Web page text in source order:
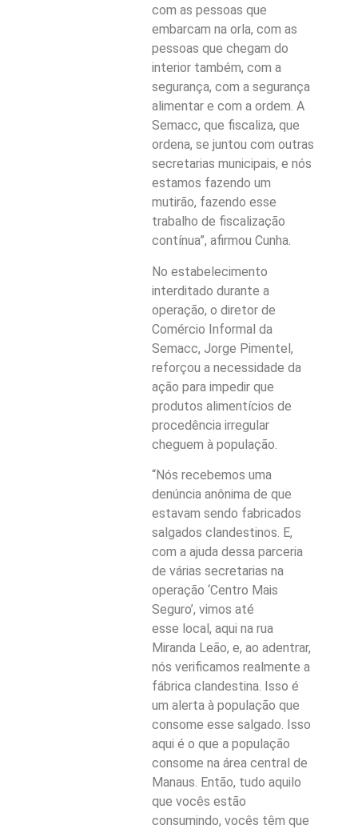
com as pessoas que
embarcam na orla, com as
pessoas que chegam do
interior também, com a
segurança, com a segurança
alimentar e com a ordem. A
Semacc, que fiscaliza, que
ordena, se juntou com outras
secretarias municipais, e nós
estamos fazendo um
mutirão, fazendo esse
trabalho de fiscalização
contínua”, afirmou Cunha.
No estabelecimento
interditado durante a
operação, o diretor de
Comércio Informal da
Semacc, Jorge Pimentel,
reforçou a necessidade da
ação para impedir que
produtos alimentícios de
procedência irregular
cheguem à população.
“Nós recebemos uma
denúncia anônima de que
estavam sendo fabricados
salgados clandestinos. E,
com a ajuda dessa parceria
de várias secretarias na
operação ‘Centro Mais
Seguro’, vimos até
esse local, aqui na rua
Miranda Leão, e, ao adentrar,
nós verificamos realmente a
fábrica clandestina. Isso é
um alerta à população que
consome esse salgado. Isso
aqui é o que a população
consome na área central de
Manaus. Então, tudo aquilo
que vocês estão
consumindo, vocês têm que